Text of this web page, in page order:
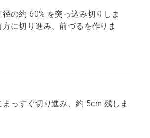
径の約 60% を突っ込み切りしま
方に切り進み、前づるを作りま
まっすぐ切り進み、約 5cm 残しま